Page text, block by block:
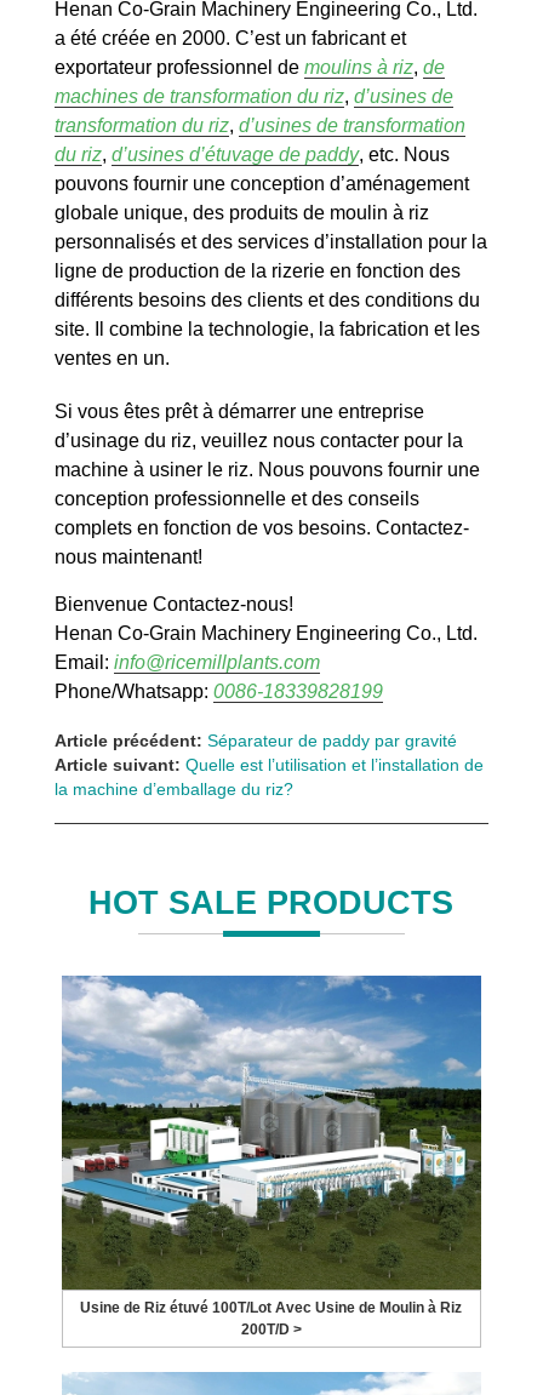
Henan Co-Grain Machinery Engineering Co., Ltd.
a été créée en 2000. C’est un fabricant et
exportateur professionnel de moulins à riz, de
machines de transformation du riz, d’usines de
transformation du riz, d’usines de transformation
du riz, d’usines d’étuvage de paddy, etc. Nous
pouvons fournir une conception d’aménagement
globale unique, des produits de moulin à riz
personnalisés et des services d’installation pour la
ligne de production de la rizerie en fonction des
différents besoins des clients et des conditions du
site. Il combine la technologie, la fabrication et les
ventes en un.
Si vous êtes prêt à démarrer une entreprise
d’usinage du riz, veuillez nous contacter pour la
machine à usiner le riz. Nous pouvons fournir une
conception professionnelle et des conseils
complets en fonction de vos besoins. Contactez-
nous maintenant!
Bienvenue Contactez-nous!
Henan Co-Grain Machinery Engineering Co., Ltd.
Email: info@ricemillplants.com
Phone/Whatsapp: 0086-18339828199
Article précédent: Séparateur de paddy par gravité
Article suivant: Quelle est l’utilisation et l’installation de
la machine d’emballage du riz?
HOT SALE PRODUCTS
Usine de Riz étuvé 100T/Lot Avec Usine de Moulin à Riz
200T/D >